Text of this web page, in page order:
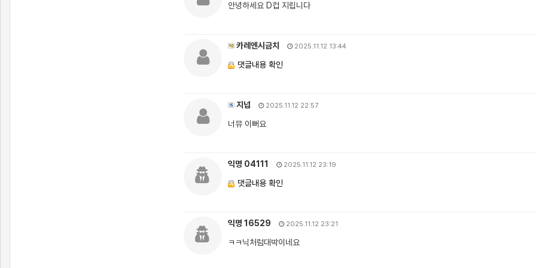
안녕하세요 D컵 지립니다
카레엔시금치 2025.11.12 13:44
댓글내용 확인
지넙 2025.11.12 22:57
너뮤 이뻐요
익명 04111 2025.11.12 23:19
댓글내용 확인
익명 16529 2025.11.12 23:21
ㅋㅋ닉처럼대박이네요